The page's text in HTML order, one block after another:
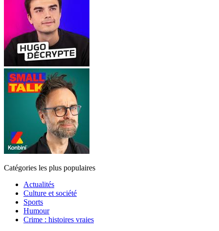
Catégories les plus populaires
Actualités
Culture et société
Sports
Humour
Crime : histoires vraies